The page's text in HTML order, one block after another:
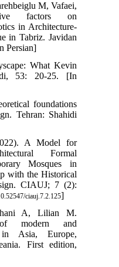
M, Vafaei,
factors on
in Architecture-
in Tabriz. Javidan
Persian]
What Kevin
53: 20-25. [In
foundations
Tehran: Shahidi
A Model for
Formal
Mosques in
with the Historical
CIAUJ; 7 (2):
ciauj.7.2.125]
A, Lilian M.
modern and
in Asia, Europe,
First edition,